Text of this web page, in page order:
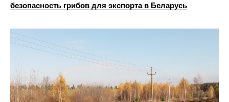
безопасность грибов для экспорта в Беларусь